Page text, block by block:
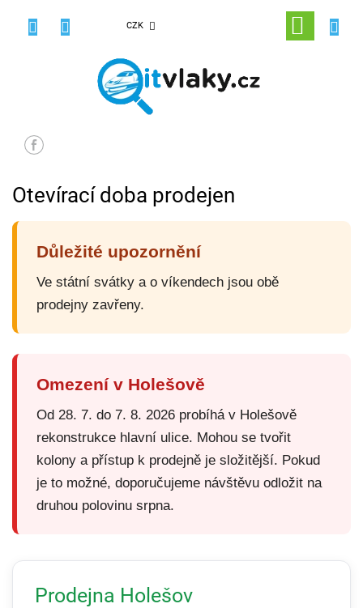
CZK
NÁKUPNÍ
KOŠÍK
Otevírací doba prodejen
Důležité upozornění
Ve státní svátky a o víkendech jsou obě
prodejny zavřeny.
Omezení v Holešově
Od 28. 7. do 7. 8. 2026 probíhá v Holešově
rekonstrukce hlavní ulice. Mohou se tvořit
kolony a přístup k prodejně je složitější. Pokud
je to možné, doporučujeme návštěvu odložit na
druhou polovinu srpna.
Prodejna Holešov